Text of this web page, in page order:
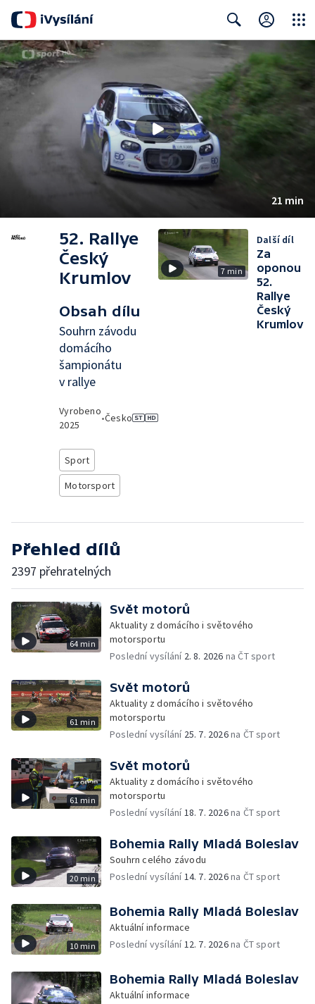
Search
21 min
52. Rallye
Český
Krumlov
Obsah dílu
Souhrn závodu
domácího
šampionátu
v rallye
Vyrobeno
2025
•Česko
Sport
Motorsport
7 min
Další díl
Za
oponou
52.
Rallye
Český
Krumlov
Přehled dílů
2397 přehratelných
64 min
Svět motorů
Aktuality z domácího i světového
motorsportu
Poslední vysílání 2. 8. 2026 na ČT sport
61 min
Svět motorů
Aktuality z domácího i světového
motorsportu
Poslední vysílání 25. 7. 2026na ČT sport
61 min
Svět motorů
Aktuality z domácího i světového
motorsportu
Poslední vysílání18. 7. 2026na ČT sport
20 min
Bohemia Rally Mladá Boleslav
Souhrn celého závodu
Poslední vysílání14. 7. 2026na ČT sport
10 min
Bohemia Rally Mladá Boleslav
Aktuální informace
Poslední vysílání12. 7. 2026na ČT sport
Bohemia Rally Mladá Boleslav
Aktuální informace